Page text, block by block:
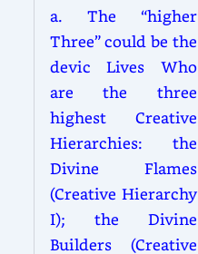
a. The “higher
Three” could be the
devic Lives Who
are the three
highest Creative
Hierarchies: the
Divine Flames
(Creative Hierarchy
I); the Divine
Builders (Creative